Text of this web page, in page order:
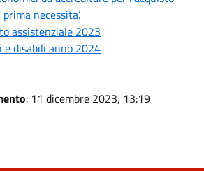
necessita’.
assistenziale 2023
e disabili anno 2024
: 11 dicembre 2023, 13:19